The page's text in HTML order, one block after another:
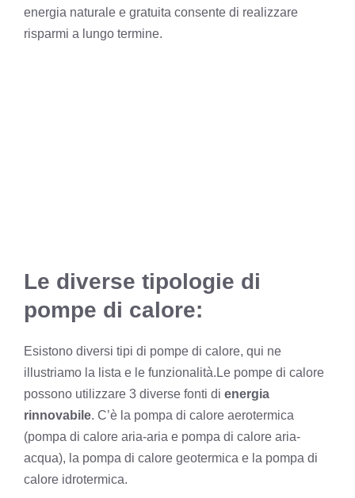
energia naturale e gratuita consente di realizzare
risparmi a lungo termine.
Le diverse tipologie di
pompe di calore:
Esistono diversi tipi di pompe di calore, qui ne
illustriamo la lista e le funzionalità. Le pompe di calore
possono utilizzare 3 diverse fonti di energia
rinnovabile. C’è la pompa di calore aerotermica
(pompa di calore aria-aria e pompa di calore aria-
acqua), la pompa di calore geotermica e la pompa di
calore idrotermica.